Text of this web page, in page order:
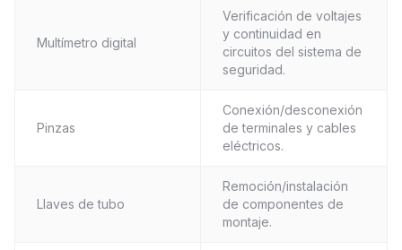
Multímetro digital
Verificación de voltajes
y continuidad en
circuitos del sistema de
seguridad.
Pinzas
Conexión/desconexión
de terminales y cables
eléctricos.
Llaves de tubo
Remoción/instalación
de componentes de
montaje.